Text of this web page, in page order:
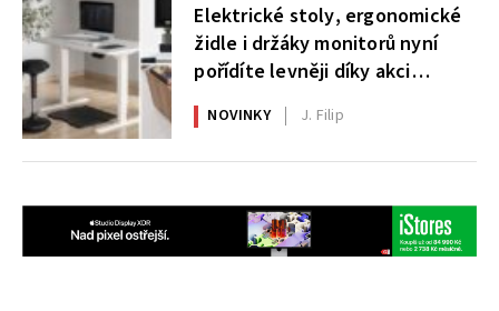
Elektrické stoly, ergonomické
židle i držáky monitorů nyní
pořídíte levněji díky akci
AlzaErgo
NOVINKY J. Filip